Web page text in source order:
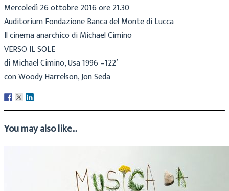
Mercoledì 26 ottobre 2016 ore 21.30
Auditorium Fondazione Banca del Monte di Lucca
Il cinema anarchico di Michael Cimino
VERSO IL SOLE
di Michael Cimino, Usa 1996 –122’
con Woody Harrelson, Jon Seda
You may also like...